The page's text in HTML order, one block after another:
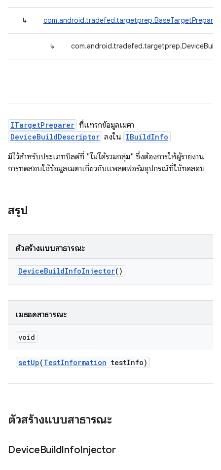
↳ com.android.tradefed.targetprep.BaseTargetPreparer
↳
ITargetPreparer ที่แทรกข้อมูลเมตา
DeviceBuildDescriptor ลงใน IBuildInfo
มีไว้สำหรับประเภทบิลด์ที่ "ไม่ได้รวมกลุ่ม" ซึ่งต้องการให้ผู้รายงาน
การทดสอบใช้ข้อมูลเมตาเกี่ยวกับแพลตฟอร์มอุปกรณ์ที่ใช้ทดสอบ
สรุป
ตัวสร้างแบบสาธารณะ
DeviceBuildInfoInjector()
เมธอดสาธารณะ
void
setUp(TestInformation testInfo)
ตัวสร้างแบบสาธารณะ
DeviceBuildInfoInjector